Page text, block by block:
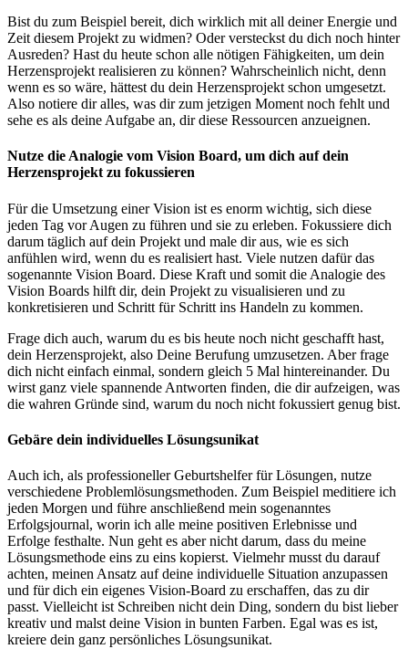
Bist du zum Beispiel bereit, dich wirklich mit all deiner Energie und
Zeit diesem Projekt zu widmen? Oder versteckst du dich noch hinter
Ausreden? Hast du heute schon alle nötigen Fähigkeiten, um dein
Herzensprojekt realisieren zu können? Wahrscheinlich nicht, denn
wenn es so wäre, hättest du dein Herzensprojekt schon umgesetzt.
Also notiere dir alles, was dir zum jetzigen Moment noch fehlt und
sehe es als deine Aufgabe an, dir diese Ressourcen anzueignen.
Nutze die Analogie vom Vision Board, um dich auf dein
Herzensprojekt zu fokussieren
Für die Umsetzung einer Vision ist es enorm wichtig, sich diese
jeden Tag vor Augen zu führen und sie zu erleben. Fokussiere dich
darum täglich auf dein Projekt und male dir aus, wie es sich
anfühlen wird, wenn du es realisiert hast. Viele nutzen dafür das
sogenannte Vision Board. Diese Kraft und somit die Analogie des
Vision Boards hilft dir, dein Projekt zu visualisieren und zu
konkretisieren und Schritt für Schritt ins Handeln zu kommen.
Frage dich auch, warum du es bis heute noch nicht geschafft hast,
dein Herzensprojekt, also Deine Berufung umzusetzen. Aber frage
dich nicht einfach einmal, sondern gleich 5 Mal hintereinander. Du
wirst ganz viele spannende Antworten finden, die dir aufzeigen, was
die wahren Gründe sind, warum du noch nicht fokussiert genug bist.
Gebäre dein individuelles Lösungsunikat
Auch ich, als professioneller Geburtshelfer für Lösungen, nutze
verschiedene Problemlösungsmethoden. Zum Beispiel meditiere ich
jeden Morgen und führe anschließend mein sogenanntes
Erfolgsjournal, worin ich alle meine positiven Erlebnisse und
Erfolge festhalte. Nun geht es aber nicht darum, dass du meine
Lösungsmethode eins zu eins kopierst. Vielmehr musst du darauf
achten, meinen Ansatz auf deine individuelle Situation anzupassen
und für dich ein eigenes Vision-Board zu erschaffen, das zu dir
passt. Vielleicht ist Schreiben nicht dein Ding, sondern du bist lieber
kreativ und malst deine Vision in bunten Farben. Egal was es ist,
kreiere dein ganz persönliches Lösungsunikat.